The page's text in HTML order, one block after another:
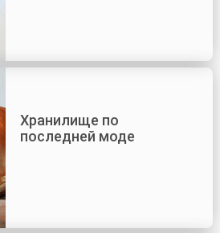
Хранилище по
последней моде